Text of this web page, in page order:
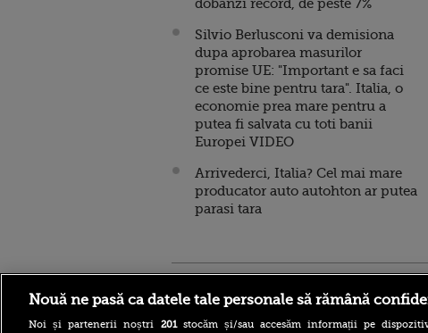
dobanzi record, de peste 7%
Silvio Berlusconi va demisiona
dupa aprobarea masurilor
promise UE: "Important e sa faci
ce este bine pentru tara". Italia, o
economie prea mare pentru a
putea fi salvata cu toti banii
Europei VIDEO
Arrivederci, Italia? Cel mai mare
producator auto autohton ar putea
parasi tara
Nouă ne pasă ca datele tale personale să rămână
Noi și partenerii noștri 201stocăm și/sau accesăm informații pe